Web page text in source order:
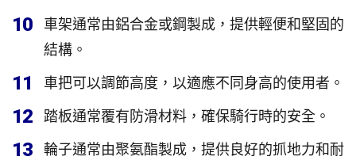
10
車架通常由鋁合金或鋼製成，提供輕便和堅固的
結構。
11 車把可以調節高度，以適應不同身高的使用者。
12 踏板通常覆有防滑材料，確保騎行時的安全。
13 輪子通常由聚氨酯製成，提供良好的抓地力和耐